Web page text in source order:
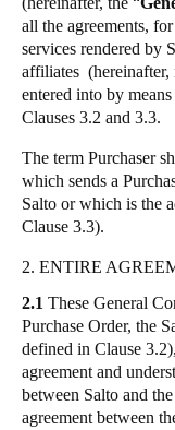
Vietnam
VietnameseEnglish
Japan
Japanese
Australia / New Zealand
English
Save new
all the agreements,
services rendered by
affiliates (hereinafter,
entered into by
Clauses 3.2 and 3.3.
The term Purchaser
which sends a
Salto or which is the
Clause 3.3).
2. ENTIRE
2.1 These General
Purchase Order, the
defined in Clause
agreement and
between Salto and
agreement between